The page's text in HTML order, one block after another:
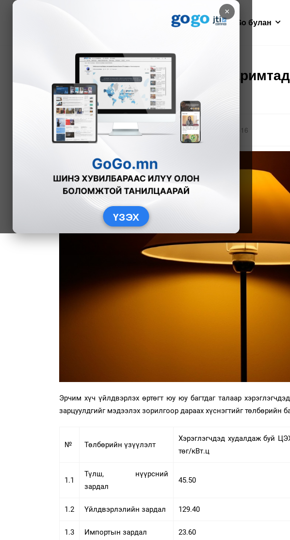
×
ҮЗЭХ
Мэдээ GoGo булан
Цахилгааны төлбөрийн
өртгийг бичдэг болжээ
Б.Эрдэнэчимэг Эдийн засаг 2026-01-16
Эрчим хүч үйлдвэрлэх өртөгт юу юу багтдаг талаар
зарцуулдгийг мэдээлэх зорилгоор дараах хүснэгтийг төлбөрийн
№ Төлбөрийн үзүүлэлт
Хэрэглэгчдэд худалдаж буй
төг/кВт.ц
1.1
Түлш, нүүрсний
зардал
45.50
1.2 Үйлдвэрлэлийн зардал 129.40
1.3 Импортын зардал 23.60